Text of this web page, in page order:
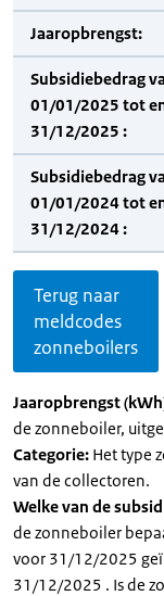
Jaaropbrengst:
Subsidiebedrag
01/01/2025 tot
31/12/2025 :
Subsidiebedrag
01/01/2024 tot
31/12/2024 :
Terug naar
meldcodes
zonneboilers
Jaaropbrengst
de zonneboiler,
Categorie: Het type
van de collectoren.
Welke van de
de zonneboiler
voor 31/12/2025
31/12/2025 . Is de